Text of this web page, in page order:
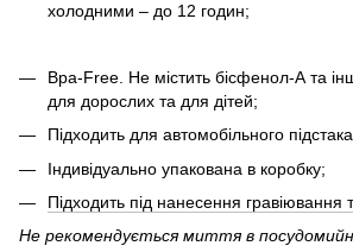
холодними – до 12 годин;
Bpa-Free. Не містить бісфенол-А та
для дорослих та для дітей;
Підходить для автомобільного
Індивідуально упакована в коробку;
Підходить під нанесення гравіювання
Не рекомендується миття в